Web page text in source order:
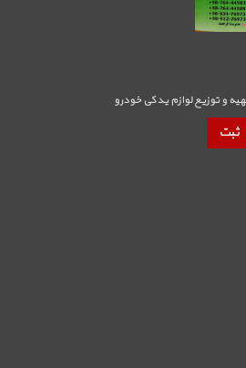
و توزیع لوازم یدکی خودرو